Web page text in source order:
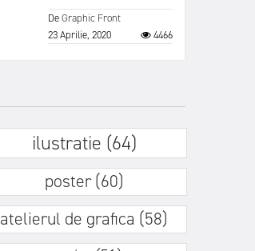
DeGraphic Front
23 Aprilie, 2020
4466
ilustratie (64)
poster (60)
atelierul de grafica (58)